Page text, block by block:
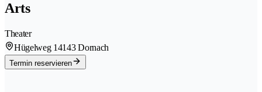
Arts
Theater
Hügelweg 14143 Dornach
Termin reservieren